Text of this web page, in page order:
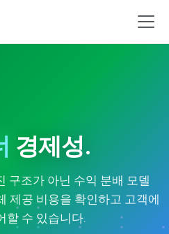
경제성.
구조가 아닌 수익 분배 모델
제공 비용을 확인하고 고객에
할 수 있습니다.